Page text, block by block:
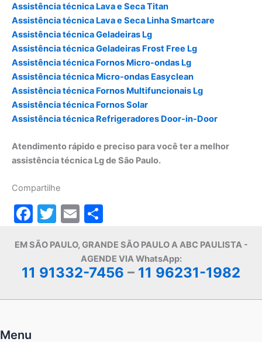
Assistência técnica Lava e Seca Titan
Assistência técnica Lava e Seca Linha Smartcare
Assistência técnica Geladeiras Lg
Assistência técnica Geladeiras Frost Free Lg
Assistência técnica Fornos Micro-ondas Lg
Assistência técnica Micro-ondas Easyclean
Assistência técnica Fornos Multifuncionais Lg
Assistência técnica Fornos Solar
Assistência técnica Refrigeradores Door-in-Door
Atendimento rápido e preciso para você ter a melhor
assistência técnica Lg de São Paulo.
Compartilhe
F
c
e
o
T
itt
er
E
ai
l
ar
e
EM SÃO PAULO, GRANDE SÃO PAULO A ABC PAULISTA -
AGENDE VIA WhatsApp:
11 91332-7456 – 11 96231-1982
Menu